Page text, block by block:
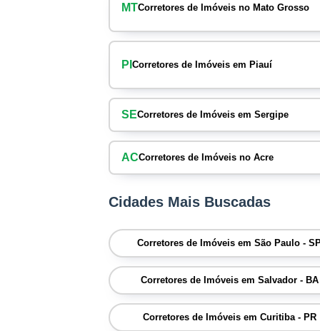
MTCorretores de Imóveis no Mato Grosso
PI Corretores de Imóveis em Piauí
SECorretores de Imóveis em Sergipe
ACCorretores de Imóveis no Acre
Cidades Mais Buscadas
Corretores de Imóveis em São Paulo -
Corretores de Imóveis em Salvador - BA
Corretores de Imóveis em Curitiba - PR